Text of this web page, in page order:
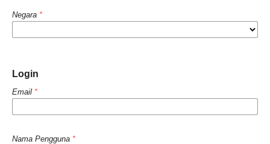
Negara *
Login
Email *
Nama Pengguna *